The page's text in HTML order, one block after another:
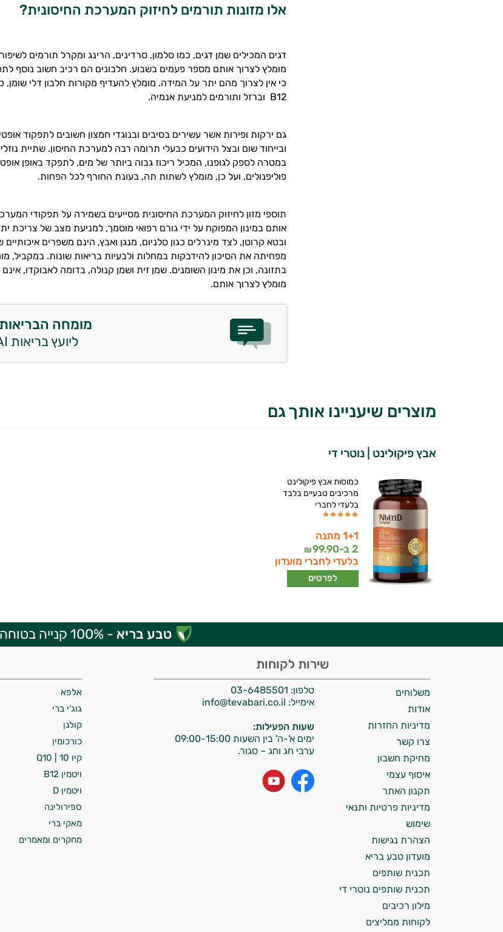
אלו מזונות תורמים לחיזוק המערכת החיסונית?
דגים המכילים שמן דגים, כמו סלמון, סרדינים, הרינג ומקרל תורמים
מומלץ לצרוך אותם מספר פעמים בשבוע. חלבונים הם רכיב חשוב נוסף
כי אין לצרוך מהם יתר על המידה. מומלץ להעדיף מקורות חלבון דלי שומן,
B12 וברזל ותורמים למניעת אנמיה.
גם ירקות ופירות אשר עשירים בסיבים ובנוגדי חמצון חשובים לתפקוד
ובייחוד שום ובצל הידועים כבעלי תרומה רבה למערכת החיסון. שתיית
במטרה לספק לגופנו, המכיל ריכוז גבוה ביותר של מים, לתפקד באופן
פוליפנולים, ועל כן, מומלץ לשתות תה, בעונת החורף לכל הפחות.
תוספי מזון לחיזוק המערכת החיסונית מסייעים בשמירה על תפקודי
אותם במינון המפוקח על ידי גורם רפואי מוסמך, למניעת מצב של צריכת יתר.
ובטא קרוטן, לצד מינרלים כגון סלניום, מנגן ואבץ, הינם משפרים
מפחיתה את הסיכון להידבקות במחלות ולבעיות בריאות שונות. במקביל,
בתזונה, וכן את מינון השומנים. שמן זית ושמן קנולה, בדומה לאבוקדו,
מומלץ לצרוך אותם.
מומחה
ליועץ בריאות AI לחצו כאן
מוצרים שיעניינו אותך גם
אבץ פיקולינט | נוטרי די
כמוסות אבץ פיקולינט
מרכיבים טבעיים בלבד
בלעדי לחברי
1+1 מתנה
2 ב-
99.90
₪
בלעדי לחברי מועדון
לפרטים
טבע בריא - 100% קנייה בטוחה
שירות לקוחות
טלפון: 03-6485501
אימייל:
שעות הפעילות:
ימים א'-ה' בין השעות 09:00-15:00
ערבי חג וחג – סגור.
משלוחים
אודות
מדיניות החזרות
צרו קשר
מחיקת חשבון
איסוף עצמי
תקנון האתר
מדיניות פרטיות ותנאי
שימוש
הצהרת נגישות
מועדון טבע בריא
תכנית שותפים
תכנית שותפים נוטרי די
מילון רכיבים
לקוחות ממליצים
אלפא
גוג'י ברי
קולגן
כורכומין
קיו 10 | Q10
ויטמין B12
ויטמין D
ספירולינה
מאקי ברי
מחקרים ומאמרים
יועץ בריאות אישי AI
התשובות שלי מבוססות על מאגרי מידע קליניים
וספרות מקצועית בתחומי הרפואה הטבעית
ותזונת הספורט.
אני כאן כדי לעזור לך להתאים את תוספי
התזונה ומוצרי הבריאות המדויקים למטרות
ולמצב הגופני שלך, ולהסביר לך אילו רכיבים
עובדים יחד כדי למקסם תוצאות גם בחיי היום
המטרה שלי היא להתאים עבורך המלצות
אישיות מבוססות מדעית.